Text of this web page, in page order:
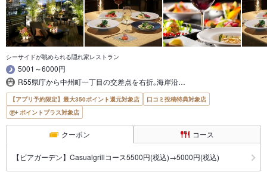
シーサイドが眺められる隠れ家レストラン
5001～6000円
R55県庁から中州町一丁目の交差点を右折｡海岸沿…
【アプリ予約限定】最大350ポイント還元対象店
口コミ投稿特典対象店
ポイントプラス対象店
クーポン コース
【ビアガーデン】Casualgrillコース5500円(税込)→5000円(税込)